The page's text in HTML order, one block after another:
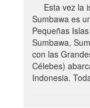
Esta vez la
Sumbawa es
Pequeñas
Sumbawa,
con las
Célebes)
Indonesia.